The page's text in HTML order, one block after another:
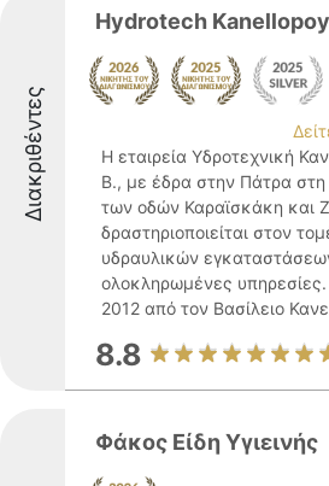
Διακριθέντες
Hydrotech
Η εταιρεία Υδροτεχνική
Β., με έδρα στην Πάτρα
των οδών Καραϊσκάκη και
δραστηριοποιείται στον
υδραυλικών
ολοκληρωμένες υπηρεσίες.
2012 από τον Βασίλειο
8.8
Φάκος Είδη Υγιεινής